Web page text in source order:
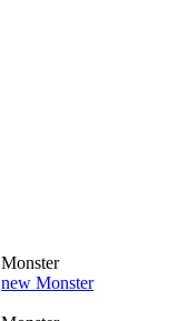
Monster
new Monster